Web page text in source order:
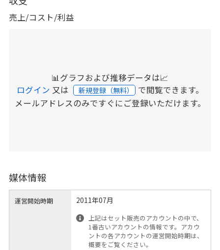
売上/コスト/利益
📊グラフおよび推移データは📈
ログイン 又は 新規登録（無料） で閲覧できます。
メールアドレスのみですぐにご登録いただけます。
媒体情報
運営開始時期 2011年07月
上記はセット販売のアカウントの中で、
1番古いアカウントの情報です。アカウ
ントの各アカウントの運営開始時期は、
概要をご覧ください。